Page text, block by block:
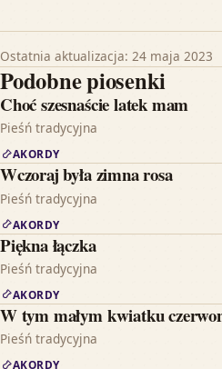
Ostatnia aktualizacja: 24 maja 2023
Podobne piosenki
Choć szesnaście latek mam
Pieśń tradycyjna
AKORDY
Wczoraj była zimna rosa
Pieśń tradycyjna
AKORDY
Piękna łączka
Pieśń tradycyjna
AKORDY
W tym małym kwiatku
Pieśń tradycyjna
AKORDY